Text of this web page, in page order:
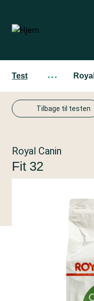
hovedindhold
Test ···
Tilbage til testen
Royal Canin
Fit 32